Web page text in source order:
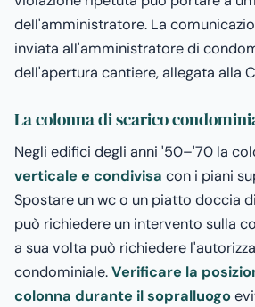
dell'amministratore. La
inviata all'amministratore di
dell'apertura cantiere, allegata alla
La colonna di scarico
Negli edifici degli anni '50–'70 la
verticale e condivisa con i piani
Spostare un wc o un piatto doccia
può richiedere un intervento sulla
a sua volta può richiedere
condominiale.Verificare la
colonna durante il sopralluogo